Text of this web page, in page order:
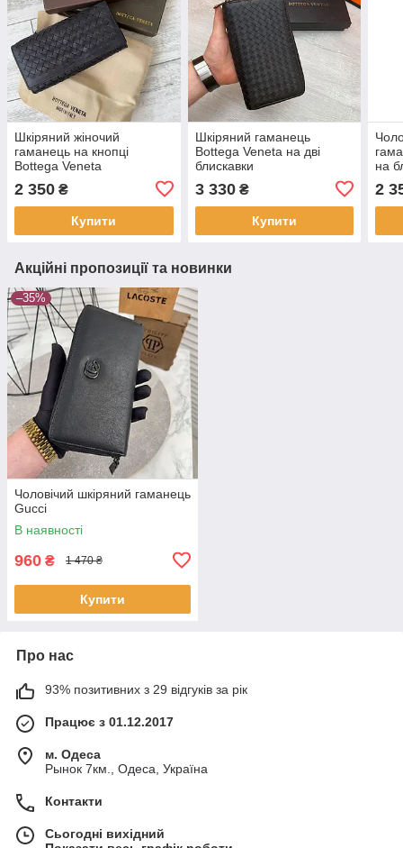
Шкіряний жіночий
гаманець на кнопці
Bottega Veneta
2 350 ₴
Купити
Шкіряний гаманець
Bottega Veneta на дві
блискавки
3 330₴
Купити
на
2
Акційні пропозиції та новинки
–35%
Чоловічий шкіряний гаманець
Gucci
В наявності
960 ₴ 1 470 ₴
Купити
Про нас
93% позитивних з 29 відгуків за рік
Працює з 01.12.2017
м. Одеса
Рынок 7км., Одеса, Україна
Контакти
Сьогодні вихідний